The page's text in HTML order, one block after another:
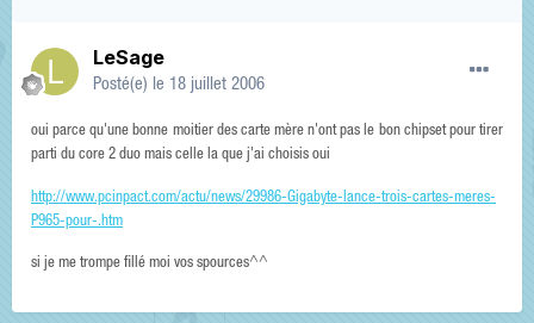
LeSage
Posté(e) le 18 juillet 2006
oui parce qu'une bonne moitier des carte mère n'ont pas le bon chipset pour tirer
parti du core 2 duo mais celle la que j'ai choisis oui
http://www.pcinpact.com/actu/news/29986-Gigabyte-lance-trois-cartes-meres-
P965-pour-.htm
si je me trompe fillé moi vos spources^^